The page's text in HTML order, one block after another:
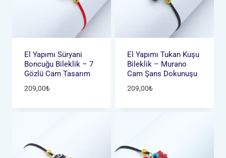
El Yapımı Süryani
Boncuğu Bileklik – 7
Gözlü Cam Tasarım
209,00₺
El Yapımı Tukan Kuşu
Bileklik – Murano
Cam Şans Dokunuşu
209,00₺